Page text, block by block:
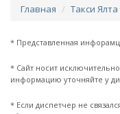
Главная Такси Ялта
* Представленная
* Сайт носит
информацию уточняйте у
* Если диспетчер не